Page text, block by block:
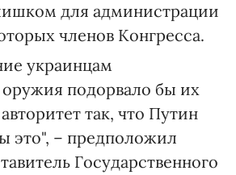
для администрации
членов Конгресса.
украинцам
подорвало бы их
так, что Путин
это", – предположил
Государственного